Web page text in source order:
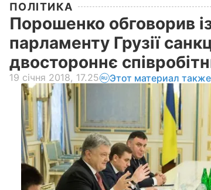
ПОЛІТИКА
Порошенко обговорив
парламенту Грузії
двостороннє
19 січня 2018, 17.25 Этот материал